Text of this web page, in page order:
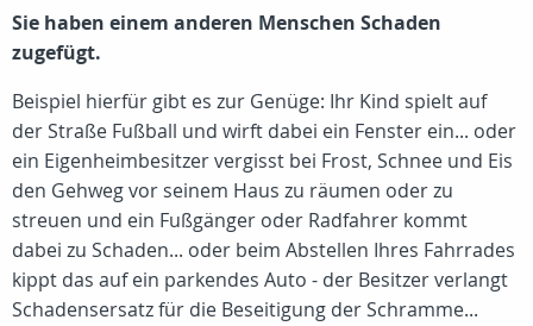
Sie haben einem anderen Menschen Schaden
zugefügt.
Beispiel hierfür gibt es zur Genüge: Ihr Kind spielt auf
der Straße Fußball und wirft dabei ein Fenster ein... oder
ein Eigenheimbesitzer vergisst bei Frost, Schnee und Eis
den Gehweg vor seinem Haus zu räumen oder zu
streuen und ein Fußgänger oder Radfahrer kommt
dabei zu Schaden... oder beim Abstellen Ihres Fahrrades
kippt das auf ein parkendes Auto - der Besitzer verlangt
Schadensersatz für die Beseitigung der Schramme...